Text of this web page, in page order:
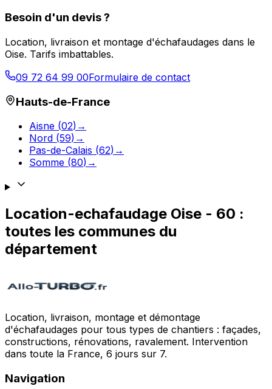
Besoin d'un devis ?
Location, livraison et montage d'échafaudages dans le
Oise. Tarifs imbattables.
09 72 64 99 00Formulaire de contact
Hauts-de-France
Aisne (02) →
Nord (59) →
Pas-de-Calais (62) →
Somme (80) →
Location-echafaudage Oise - 60 :
toutes les communes du
département
Location, livraison, montage et démontage
d'échafaudages pour tous types de chantiers : façades,
constructions, rénovations, ravalement. Intervention
dans toute la France, 6 jours sur 7.
Navigation